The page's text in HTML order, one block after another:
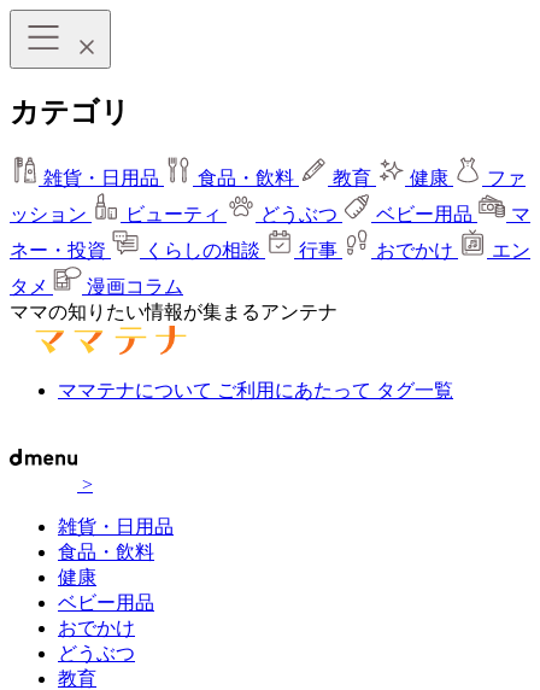
カテゴリ
雑貨・日用品 食品・飲料 教育 健康
ファ
ッション
ビューティ どうぶつ ベビー用品
マ
ネー・投資
くらしの相談 行事 おでかけ
エン
タメ
漫画コラム
ママの知りたい情報が集まるアンテナ
ママテナについて ご利用にあたって タグ一覧
>
雑貨・日用品
食品・飲料
健康
ベビー用品
おでかけ
どうぶつ
教育